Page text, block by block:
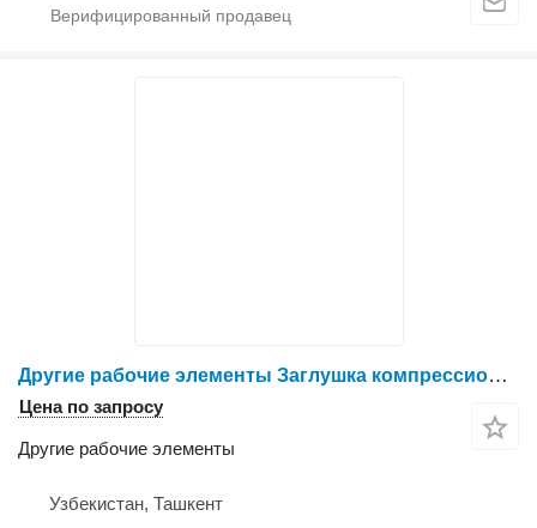
Другие рабочие элементы Заглушка компрессионная для оборудования
Цена по запросу
Другие рабочие элементы
Узбекистан, Ташкент